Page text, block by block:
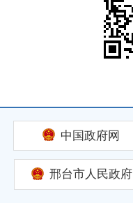
中国政府网
邢台市人民政府